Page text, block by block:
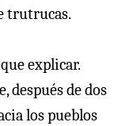
trutrucas.
explicar.
después de dos
los pueblos